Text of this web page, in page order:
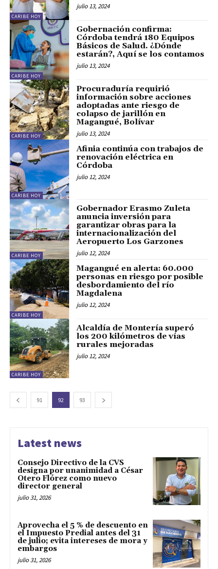
CARIBE HOY
julio 13, 2024
CARIBE HOY
Gobernación confirma:
Córdoba tendrá 180 Equipos
Básicos de Salud. ¿Dónde
estarán?, Aquí se los contamos
julio 13, 2024
CARIBE HOY
Procuraduría requirió
información sobre acciones
adoptadas ante riesgo de
colapso de jarillón en
Magangué, Bolívar
julio 13, 2024
CARIBE HOY
Afinia continúa con trabajos de
renovación eléctrica en
Córdoba
julio 12, 2024
CARIBE HOY
Gobernador Erasmo Zuleta
anuncia inversión para
garantizar obras para la
internacionalización del
Aeropuerto Los Garzones
julio 12, 2024
CARIBE HOY
Magangué en alerta: 60.000
personas en riesgo por posible
desbordamiento del río
Magdalena
julio 12, 2024
CARIBE HOY
Alcaldía de Montería superó
los 200 kilómetros de vías
rurales mejoradas
julio 12, 2024
91 92 93
Latest news
Consejo Directivo de la CVS
designa por unanimidad a César
Otero Flórez como nuevo
director general
julio 31, 2026
Aprovecha el 5 % de descuento en
el Impuesto Predial antes del 31
de julio; evita intereses de mora y
embargos
julio 31, 2026